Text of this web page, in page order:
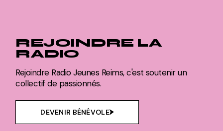
REJOINDRE LA
RADIO
Rejoindre Radio Jeunes Reims, c'est soutenir un
collectif de passionnés.
DEVENIR BÉNÉVOLE